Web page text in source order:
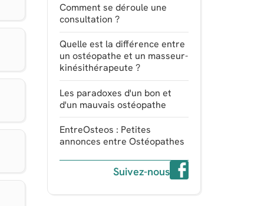
Comment se déroule une
consultation ?
Quelle est la différence entre
un ostéopathe et un masseur-
kinésithérapeute ?
Les paradoxes d'un bon et
d'un mauvais ostéopathe
EntreOsteos : Petites
annonces entre Ostéopathes
Suivez-nous